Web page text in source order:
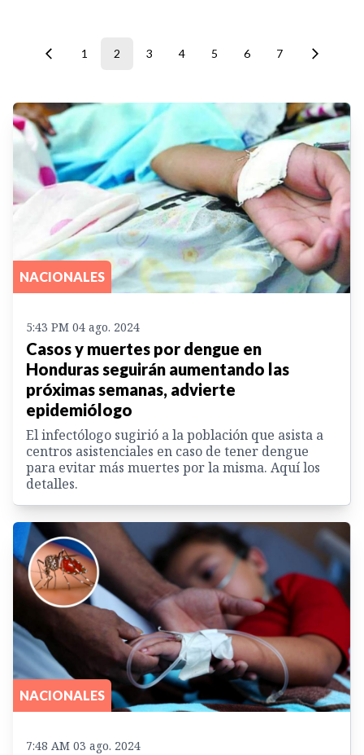
1 2 3 4 5 6 7
NACIONALES
5:43 PM 04 ago. 2024
Casos y muertes por dengue en
Honduras seguirán aumentando las
próximas semanas, advierte
epidemiólogo
El infectólogo sugirió a la población que asista a
centros asistenciales en caso de tener dengue
para evitar más muertes por la misma. Aquí los
detalles.
NACIONALES
7:48 AM 03 ago. 2024